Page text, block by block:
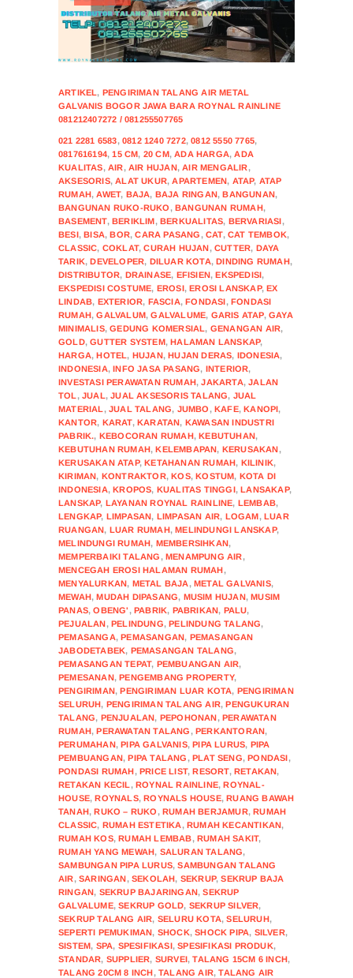
ARTIKEL, PENGIRIMAN TALANG AIR METAL
GALVANIS BOGOR JAWA BARA ROYNAL RAINLINE
081212407272 / 081255507765
021 2281 6583,0812 1240 7272,0812 5550 7765,
0817616194,15 CM, 20 CM,ADA HARGA,ADA
KUALITAS,AIR,AIR HUJAN,AIR MENGALIR,
AKSESORIS,ALAT UKUR,APARTEMEN, ATAP, ATAP
RUMAH,AWET, BAJA, BAJA RINGAN,BANGUNAN,
BANGUNAN RUKO-RUKO ,BANGUNAN RUMAH,
BASEMENT,BERIKLIM,BERKUALITAS, BERVARIASI,
BESI,BISA,BOR,CARA PASANG ,CAT,CAT TEMBOK,
CLASSIC, COKLAT,CURAH HUJAN,CUTTER, DAYA
TARIK,DEVELOPER, DILUAR KOTA,DINDING RUMAH,
DISTRIBUTOR, DRAINASE, EFISIEN,EKSPEDISI,
EKSPEDISI COSTUME, EROSI,EROSI LANSKAP,EX
LINDAB, EXTERIOR, FASCIA,FONDASI,FONDASI
RUMAH,GALVALUM,GALVALUME, GARIS ATAP,GAYA
MINIMALIS,GEDUNG KOMERSIAL, GENANGAN AIR,
GOLD,GUTTER SYSTEM,HALAMAN LANSKAP,
HARGA,HOTEL, HUJAN,HUJAN DERAS, IDONESIA,
INDONESIA,INFO JASA PASANG, INTERIOR,
INVESTASI PERAWATAN RUMAH,JAKARTA,JALAN
TOL ,JUAL,JUAL AKSESORIS TALANG, JUAL
MATERIAL ,JUAL TALANG, JUMBO ,KAFE,KANOPI,
KANTOR, KARAT,KARATAN, KAWASAN INDUSTRI
PABRIK., KEBOCORAN RUMAH,KEBUTUHAN,
KEBUTUHAN RUMAH,KELEMBAPAN, KERUSAKAN,
KERUSAKAN ATAP,KETAHANAN RUMAH, KILINIK,
KIRIMAN, KONTRAKTOR,KOS,KOSTUM, KOTA DI
INDONESIA,KROPOS, KUALITAS TINGGI,LANSAKAP,
LANSKAP, LAYANAN ROYNAL RAINLINE, LEMBAB,
LENGKAP, LIMPASAN, LIMPASAN AIR, LOGAM,LUAR
RUANGAN, LUAR RUMAH,MELINDUNGI LANSKAP,
MELINDUNGI RUMAH, MEMBERSIHKAN,
MEMPERBAIKI TALANG ,MENAMPUNG AIR,
MENCEGAH EROSI HALAMAN RUMAH,
MENYALURKAN, METAL BAJA,METAL GALVANIS,
MEWAH,MUDAH DIPASANG, MUSIM HUJAN,MUSIM
PANAS,OBENG' ,PABRIK, PABRIKAN, PALU,
PEJUALAN,PELINDUNG,PELINDUNG TALANG,
PEMASANGA,PEMASANGAN, PEMASANGAN
JABODETABEK, PEMASANGAN TALANG,
PEMASANGAN TEPAT, PEMBUANGAN AIR,
PEMESANAN,PENGEMBANG PROPERTY,
PENGIRIMAN,PENGIRIMAN LUAR KOTA, PENGIRIMAN
SELURUH, PENGIRIMAN TALANG AIR,PENGUKURAN
TALANG, PENJUALAN, PEPOHONAN,PERAWATAN
RUMAH,PERAWATAN TALANG ,PERKANTORAN,
PERUMAHAN,PIPA GALVANIS,PIPA LURUS, PIPA
PEMBUANGAN,PIPA TALANG ,PLAT SENG,PONDASI,
PONDASI RUMAH,PRICE LIST,RESORT,RETAKAN,
RETAKAN KECIL ,ROYNAL RAINLINE,ROYNAL-
HOUSE,ROYNALS,ROYNALS HOUSE,RUANG BAWAH
TANAH,RUKO – RUKO ,RUMAH BERJAMUR,RUMAH
CLASSIC, RUMAH ESTETIKA,RUMAH KECANTIKAN,
RUMAH KOS,RUMAH LEMBAB,RUMAH SAKIT,
RUMAH YANG MEWAH, SALURAN TALANG,
SAMBUNGAN PIPA LURUS,SAMBUNGAN TALANG
AIR,SARINGAN,SEKOLAH, SEKRUP,SEKRUP BAJA
RINGAN, SEKRUP BAJARINGAN,SEKRUP
GALVALUME,SEKRUP GOLD, SEKRUP SILVER,
SEKRUP TALANG AIR, SELURU KOTA,SELURUH,
SEPERTI PEMUKIMAN, SHOCK,SHOCK PIPA, SILVER,
SISTEM, SPA, SPESIFIKASI,SPESIFIKASI PRODUK,
STANDAR, SUPPLIER, SURVEI,TALANG 15CM 6 INCH,
TALANG 20CM 8 INCH,TALANG AIR,TALANG AIR